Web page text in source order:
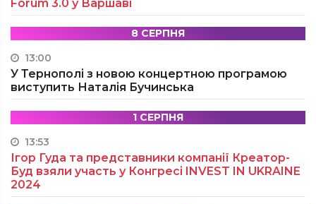
Forum 3.0 у Варшаві
8 СЕРПНЯ
13:00
У Тернополі з новою концертною програмою
виступить Наталія Бучинська
1 СЕРПНЯ
13:53
Ігор Гуда та представники компанії Креатор-
Буд взяли участь у Конгресі INVEST IN UKRAINE
2024